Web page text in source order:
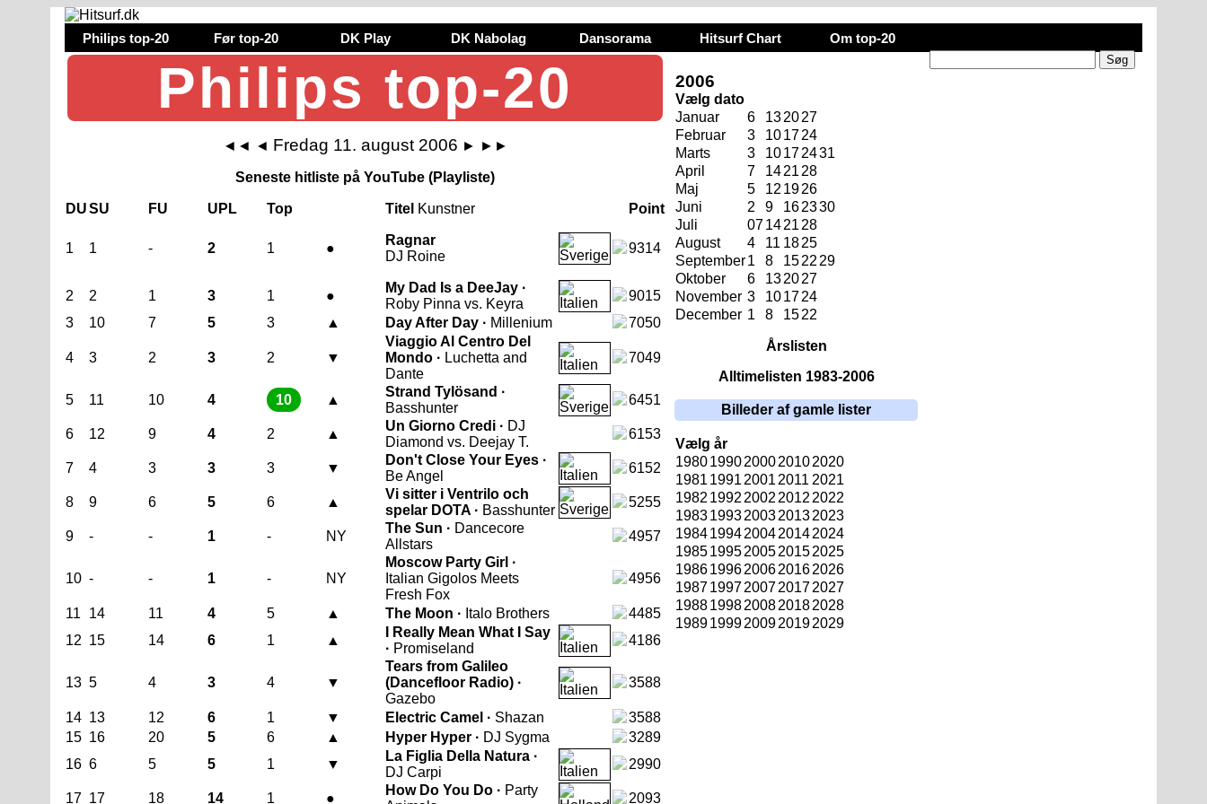
Philips top-20 Før top-20 DK Play DK Nabolag Dansorama Hitsurf Chart Om top-20
Philips top-20
◄◄ ◄ Fredag 11. august 2006 ► ►►
Seneste hitliste på YouTube (Playliste)
DUSU FU UPL Top Titel Kunstner Point
1 1 - 2 1 ●
Ragnar
DJ Roine
9314
2 2 1 3 1 ●
My Dad Is a DeeJay ·
Roby Pinna vs. Keyra
9015
3
10 7 5 3 ▲ Day After Day · Millenium 7050
4 3 2 3 2 ▼
Viaggio Al Centro Del
Mondo · Luchetta and
Dante
7049
5 11 10 4 10 ▲
Strand Tylösand ·
Basshunter
6451
6 12 9 4 2 ▲
Un Giorno Credi · DJ
Diamond vs. Deejay T.
6153
7 4 3 3 3 ▼
Don't Close Your Eyes ·
Be Angel
6152
8 9 6 5 6 ▲
Vi sitter i Ventrilo och
spelar DOTA · Basshunter
5255
9 - - 1 - NY
The Sun · Dancecore
Allstars
4957
10 - - 1 - NY
Moscow Party Girl ·
Italian Gigolos Meets
Fresh Fox
4956
11 14 11 4 5 ▲ The Moon · Italo Brothers
4485
12 15 14 6 1 ▲
I Really Mean What I Say
· Promiseland
4186
13 5 4 3 4 ▼
Tears from Galileo
(Dancefloor Radio) ·
Gazebo
3588
14 13 12 6 1 ▼ Electric Camel · Shazan
3588
15 16 20 5 6 ▲ Hyper Hyper · DJ Sygma
3289
16 6 5 5 1 ▼
La Figlia Della Natura ·
DJ Carpi
2990
17 17 18 14 1 ●
How Do You Do · Party
2093
2006
Vælg dato
Januar
6 132027
Februar
3 101724
Marts
3 10172431
April
7 1421 28
Maj
5 12 1926
Juni
2 9 162330
Juli
071421 28
August
4 11 1825
September1 8 1522 29
Oktober
6 132027
November 3 101724
December 1 8 1522
Årslisten
Alltimelisten 1983-2006
Billeder af gamle lister
Vælg år
19801990200020102020
1981 1991 2001 2011 2021
1982 1992 2002 2012 2022
19831993200320132023
19841994200420142024
19851995200520152025
19861996200620162026
19871997200720172027
19881998200820182028
19891999200920192029